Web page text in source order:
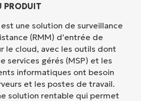
PRODUIT
une solution de surveillance
(RMM) d’entrée de
le cloud, avec les outils dont
services gérés (MSP) et les
informatiques ont besoin
et les postes de travail.
solution rentable qui permet